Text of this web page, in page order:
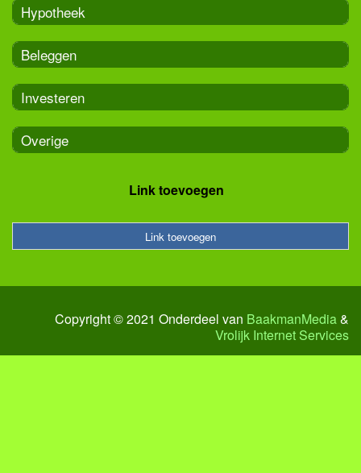
Hypotheek
Beleggen
Investeren
Overige
Link toevoegen
Link toevoegen
Copyright © 2021 Onderdeel van BaakmanMedia&
Vrolijk Internet Services